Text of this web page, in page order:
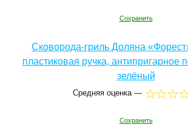
Сохранить
Сковорода-гриль Доляна
пластиковая ручка, антипригарное
зелёный
Средняя оценка —
Сохранить